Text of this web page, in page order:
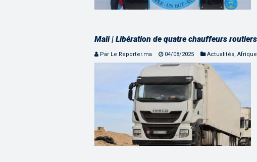
Mali | Libération de quatre chauffeurs
Par Le Reporter.ma 04/08/2025 Actualités, Afrique